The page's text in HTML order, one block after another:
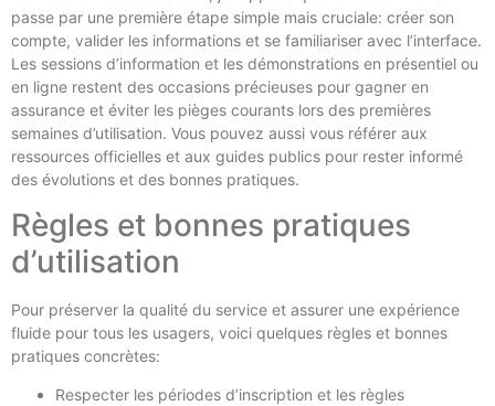
passe par une première étape simple mais cruciale: créer son
compte, valider les informations et se familiariser avec l’interface.
Les sessions d’information et les démonstrations en présentiel ou
en ligne restent des occasions précieuses pour gagner en
assurance et éviter les pièges courants lors des premières
semaines d’utilisation. Vous pouvez aussi vous référer aux
ressources officielles et aux guides publics pour rester informé
des évolutions et des bonnes pratiques.
Règles et bonnes pratiques
d’utilisation
Pour préserver la qualité du service et assurer une expérience
fluide pour tous les usagers, voici quelques règles et bonnes
pratiques concrètes:
Respecter les périodes d’inscription et les règles